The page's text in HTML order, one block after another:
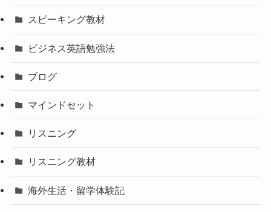
スピーキング教材
ビジネス英語勉強法
ブログ
マインドセット
リスニング
リスニング教材
海外生活・留学体験記